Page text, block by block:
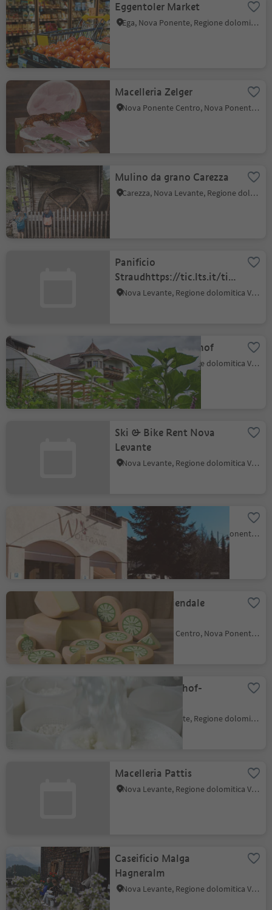
Eggentoler Market
Ega, Nova Ponente, Regione dolomitica Val d'Ega
Macelleria Zelger
Nova Ponente Centro, Nova Ponente, Regione dolomitica Val d'Ega
Mulino da grano Carezza
Carezza, Nova Levante, Regione dolomitica Val d'Ega
Panificio
Straudhttps://tic.lts.it/ticweb/
Nova Levante, Regione dolomitica Val d'Ega
Maso Kronlechnerhof
Nova Levante, Regione dolomitica Val d'Ega
Ski & Bike Rent Nova
Levante
Nova Levante, Regione dolomitica Val d'Ega
Calzature Wolfgang
Nova Ponente Centro, Nova Ponente, Regione dolomitica Val d'Ega
Caseificio aziendale
Learner
Nova Ponente Centro, Nova Ponente, Regione dolomitica Val d'Ega
Caseeificio Biohof-
Ega, Nova Ponente, Regione dolomitica Val d'Ega
Macelleria Pattis
Nova Levante, Regione dolomitica Val d'Ega
Caseificio Malga
Hagneralm
Nova Levante, Regione dolomitica Val d'Ega